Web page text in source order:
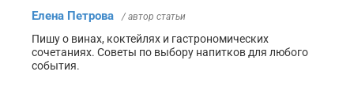
Елена Петрова / автор статьи
Пишу о винах, коктейлях и гастрономических
сочетаниях. Советы по выбору напитков для любого
события.